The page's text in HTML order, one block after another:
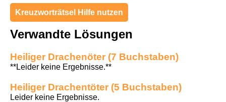
Kreuzworträtsel Hilfe nutzen
Verwandte Lösungen
Heiliger Drachenöter (7 Buchstaben)
**Leider keine Ergebnisse.**
Heiliger Drachentöter (5 Buchstaben)
Leider keine Ergebnisse.